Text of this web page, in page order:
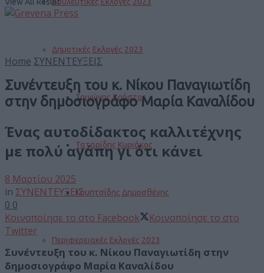
Δημοτικές Εκλογές 2023
Τριγώνης Χρήστος
Ταταρίδης Κυριάκος
Κουπτσίδης Δημοσθένης
Περιφερειακές Εκλογές 2023
Home ΣΥΝΕΝΤΕΥΞΕΙΣ
Συνέντευξη του κ. Νίκου Παναγιωτίδη
στην δημοσιογράφο Μαρία Καναλίδου
Ένας αυτοδίδακτος καλλιτέχνης
με πολύ αγάπη γι ότι κάνει
8 Μαρτίου 2025
in ΣΥΝΕΝΤΕΥΞΕΙΣ
0 0
Κοινοποίησε το στο Facebook
Κοινοποίησε το στο
Twitter
Συνέντευξη του κ. Νίκου Παναγιωτίδη στην
δημοσιογράφο Μαρία Καναλίδου